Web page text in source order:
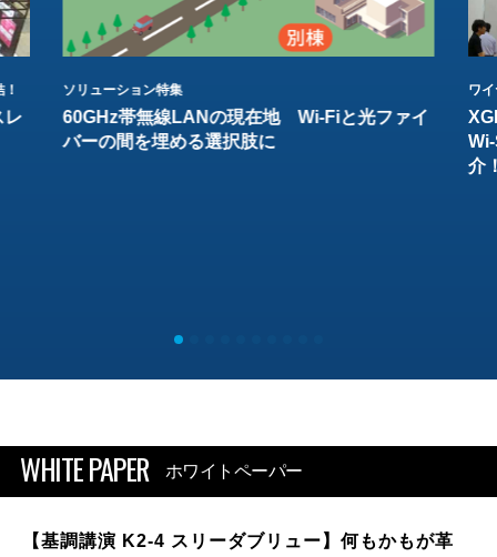
レ
ソリューション特集
60GHz帯無線LANの現在地 Wi-Fiと光ファイ
バーの間を埋める選択肢に
ワ
介
WHITE PAPER ホワイトペーパー
【基調講演 K2-4 スリーダブリュー】何もかもが革